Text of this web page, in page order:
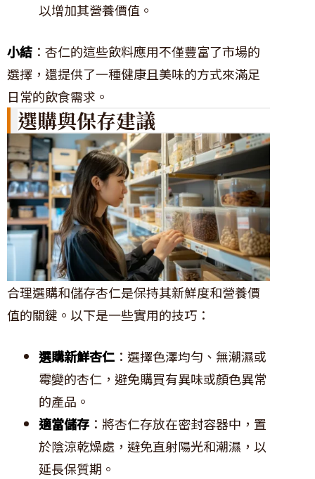
以增加其營養價值。
小結 ：杏仁的這些飲料應用不僅豐富了市場的
選擇，還提供了一種健康且美味的方式來滿足
日常的飲食需求。
選購與保存建議
合理選購和儲存杏仁是保持其新鮮度和營養價
值的關鍵。以下是一些實用的技巧：
選購新鮮杏仁 ：選擇色澤均勻、無潮濕或
霉變的杏仁，避免購買有異味或顏色異常
的產品。
適當儲存 ：將杏仁存放在密封容器中，置
於陰涼乾燥處，避免直射陽光和潮濕，以
延長保質期。